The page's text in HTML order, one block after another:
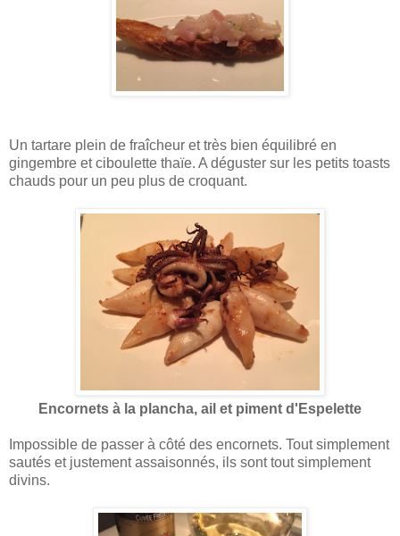
Un tartare plein de fraîcheur et très bien équilibré en
gingembre et ciboulette thaïe. A déguster sur les petits toasts
chauds pour un peu plus de croquant.
Encornets à la plancha, ail et piment d'Espelette
Impossible de passer à côté des encornets. Tout simplement
sautés et justement assaisonnés, ils sont tout simplement
divins.